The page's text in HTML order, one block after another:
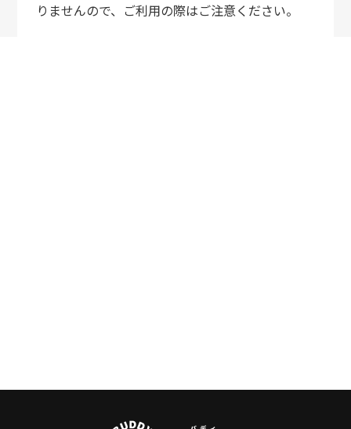
りませんので、ご利用の際はご注意ください。